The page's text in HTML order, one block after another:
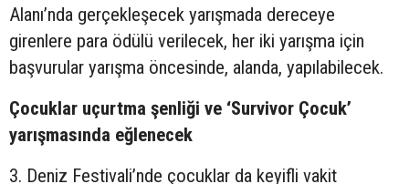
Alanı’nda gerçekleşecek yarışmada dereceye
girenlere para ödülü verilecek, her iki yarışma için
başvurular yarışma öncesinde, alanda, yapılabilecek.
Çocuklar uçurtma şenliği ve ‘Survivor Çocuk’
yarışmasında eğlenecek
3. Deniz Festivali’nde çocuklar da keyifli vakit